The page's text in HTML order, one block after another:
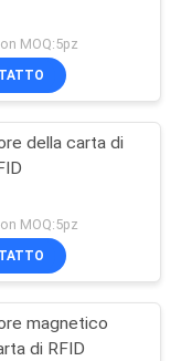
MOQ:5pz
della carta di
MOQ:5pz
magnetico
di RFID